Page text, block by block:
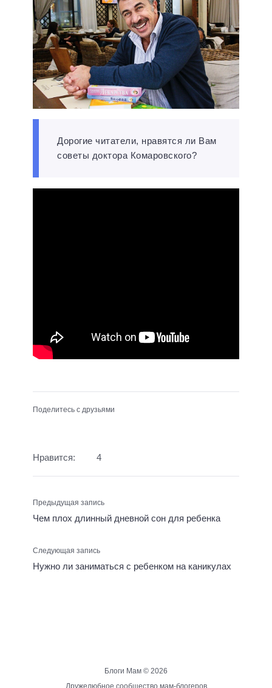
Дорогие читатели, нравятся ли Вам
советы доктора Комаровского?
Поделитесь с друзьями
Нравится: 4
Предыдущая запись
Чем плох длинный дневной сон для ребенка
Следующая запись
Нужно ли заниматься с ребенком на каникулах
Блоги Мам © 2026
Дружелюбное сообщество мам-блогеров